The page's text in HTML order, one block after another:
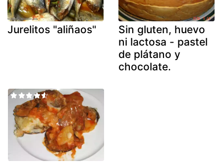
Jurelitos "aliñaos"
Sin gluten, huevo
ni lactosa - pastel
de plátano y
chocolate.